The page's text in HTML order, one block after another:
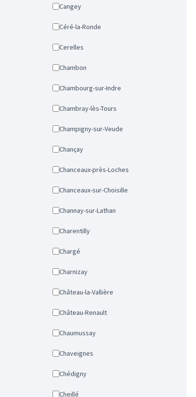
Cangey
Céré-la-Ronde
Cerelles
Chambon
Chambourg-sur-Indre
Chambray-lès-Tours
Champigny-sur-Veude
Chançay
Chanceaux-près-Loches
Chanceaux-sur-Choisille
Channay-sur-Lathan
Charentilly
Chargé
Charnizay
Château-la-Vallière
Château-Renault
Chaumussay
Chaveignes
Chédigny
Cheillé